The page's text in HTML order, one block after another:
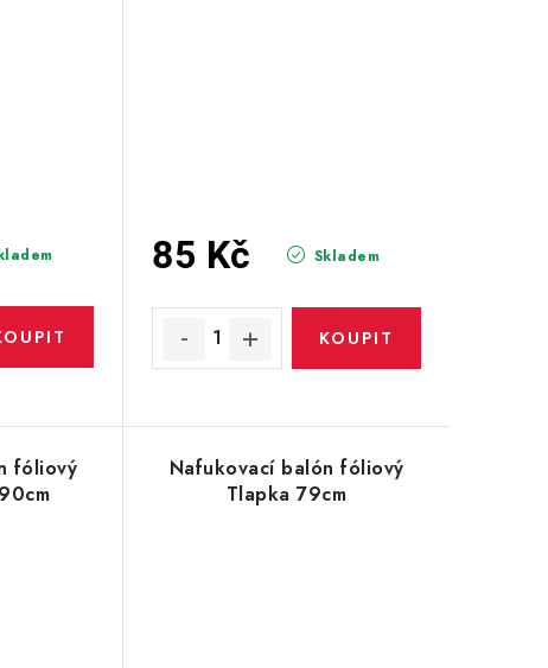
Skladem
85 Kč
fóliový
Nafukovací balón fóliový
Tlapka 79cm